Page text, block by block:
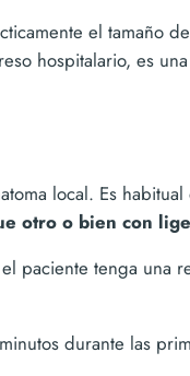
el tamaño
hospitalario, es
local. Es
otro o bien con
paciente tenga una
durante las